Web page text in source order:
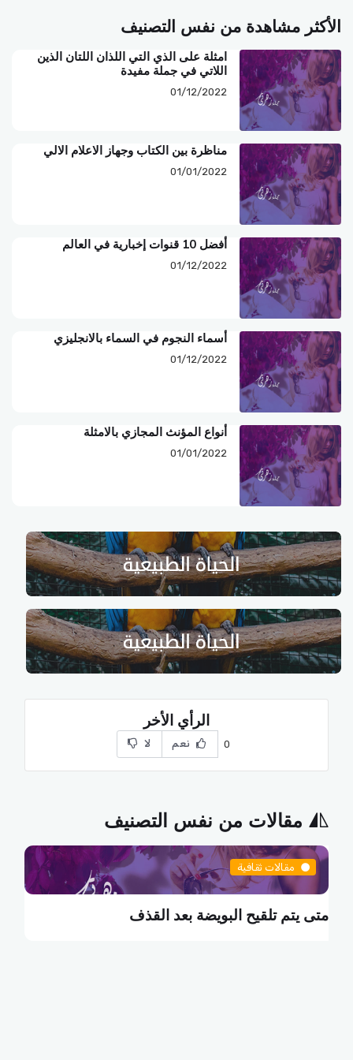
الأكثر مشاهدة من نفس التصنيف
امثلة على الذي التي اللذان اللتان الذين
اللاتي في جملة مفيدة
01/12/2022
مناظرة بين الكتاب وجهاز الاعلام الالي
01/01/2022
أفضل 10 قنوات إخبارية في العالم
01/12/2022
أسماء النجوم في السماء بالانجليزي
01/12/2022
أنواع المؤنث المجازي بالامثلة
01/01/2022
الرأي الأخر
0 نعم لا
مقالات من نفس التصنيف
مقالات ثقافية
متى يتم تلقيح البويضة بعد القذف